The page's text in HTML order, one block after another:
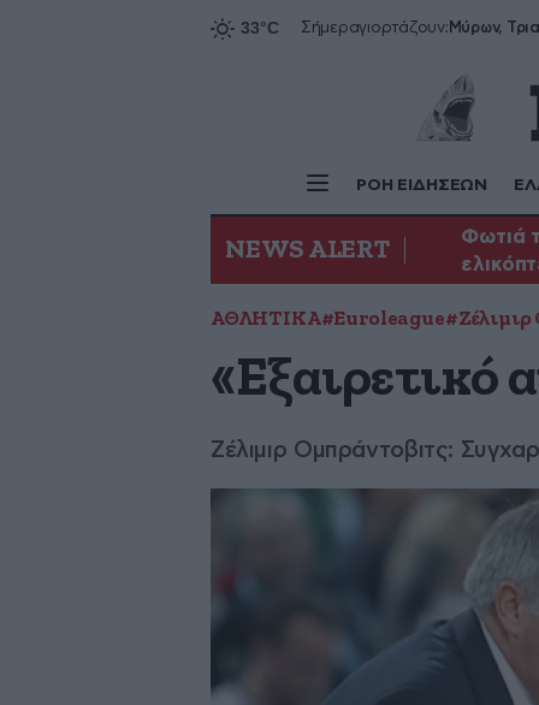
Σήμεραγιορτάζουν:
ΡΟΗ ΕΙΔΗΣΕΩΝ
NEWS ALERT
Φωτιά
ΑΘΛΗΤΙΚΑ#Euroleague
«Εξαιρετικό
Ζέλιμιρ Ομπράντοβιτς: